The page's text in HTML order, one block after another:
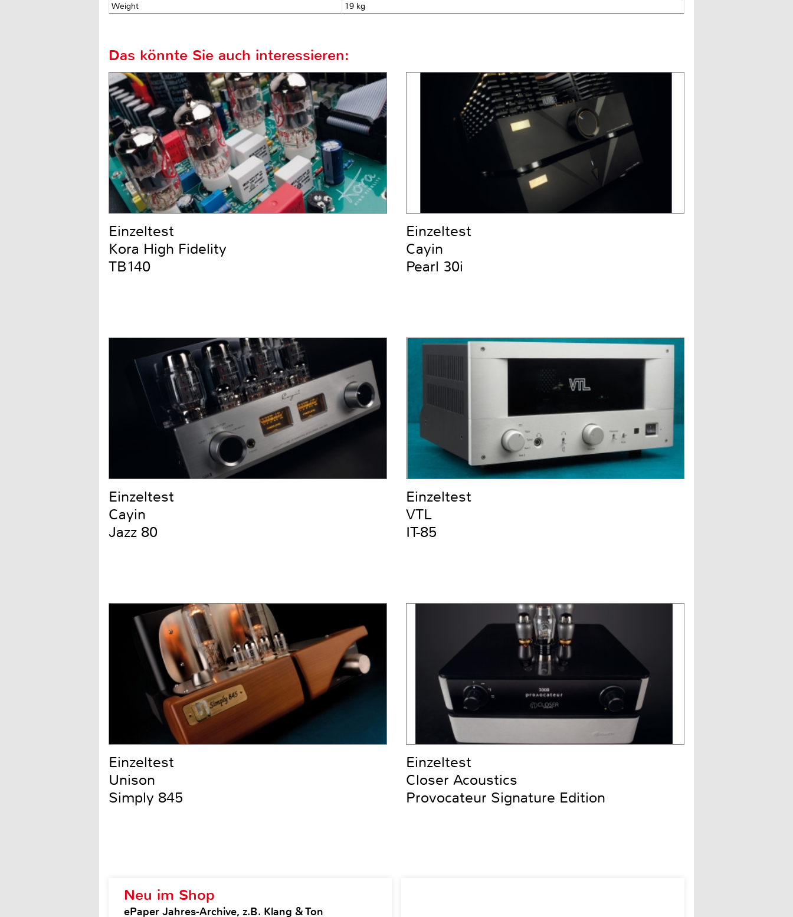
Weight
19 kg
Neu im Shop
ePaper Jahres-Archive, z.B. Klang & Ton
Das könnte Sie auch interessieren:
Einzeltest
Kora High Fidelity
TB140
Einzeltest
Cayin
Pearl 30i
Einzeltest
Cayin
Jazz 80
Einzeltest
VTL
IT-85
Einzeltest
Unison
Simply 845
Einzeltest
Closer Acoustics
Provocateur Signature Edition